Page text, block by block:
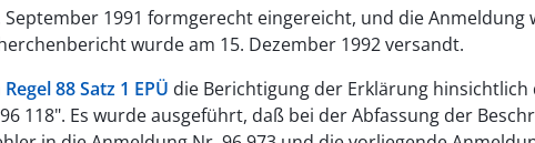
1991 formgerecht eingereicht, und die
wurde am 15. Dezember 1992 versandt.
Regel 88 Satz 1 EPÜ die Berichtigung der Erklärung
118". Es wurde ausgeführt, daß bei der Abfassung der